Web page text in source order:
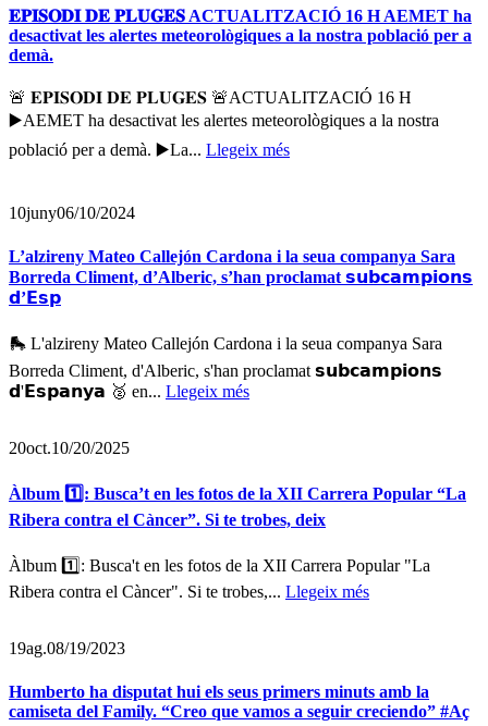
𝐄𝐏𝐈𝐒𝐎𝐃𝐈 𝐃𝐄 𝐏𝐋𝐔𝐆𝐄𝐒 ACTUALITZACIÓ 16 H AEMET ha
desactivat les alertes meteorològiques a la nostra població per a
demà.
🚨 𝐄𝐏𝐈𝐒𝐎𝐃𝐈 𝐃𝐄 𝐏𝐋𝐔𝐆𝐄𝐒 🚨ACTUALITZACIÓ 16 H
▶️AEMET ha desactivat les alertes meteorològiques a la nostra
població per a demà. ▶️La... Llegeix més
10juny06/10/2024
L’alzireny Mateo Callejón Cardona i la seua companya Sara
Borreda Climent, d’Alberic, s’han proclamat 𝘀𝘂𝗯𝗰𝗮𝗺𝗽𝗶𝗼𝗻𝘀
𝗱’𝗘𝘀𝗽
🛼 L'alzireny Mateo Callejón Cardona i la seua companya Sara
Borreda Climent, d'Alberic, s'han proclamat 𝘀𝘂𝗯𝗰𝗮𝗺𝗽𝗶𝗼𝗻𝘀
𝗱'𝗘𝘀𝗽𝗮𝗻𝘆𝗮 🥈 en... Llegeix més
20oct.10/20/2025
Àlbum 1️⃣: Busca’t en les fotos de la XII Carrera Popular “La
Ribera contra el Càncer”. Si te trobes, deix
Àlbum 1️⃣: Busca't en les fotos de la XII Carrera Popular "La
Ribera contra el Càncer". Si te trobes,... Llegeix més
19ag.08/19/2023
Humberto ha disputat hui els seus primers minuts amb la
camiseta del Family. “Creo que vamos a seguir creciendo” #Aç